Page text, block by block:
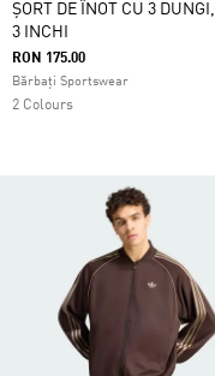
ȘORT DE ÎNOT CU 3 DUNGI,
3 INCHI
RON 175.00
Bărbați Sportswear
2 Colours